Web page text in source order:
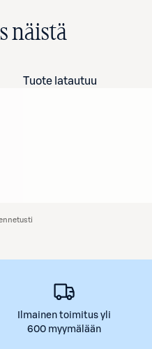
näistä
Tuote latautuu
Ilmainen toimitus yli
600 myymälään